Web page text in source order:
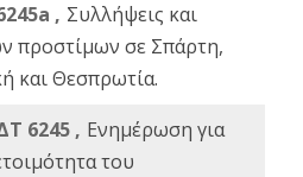
, Συλλήψεις και
προστίμων σε Σπάρτη,
και Θεσπρωτία.
6245 , Ενημέρωση για
του